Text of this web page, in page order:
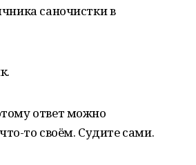
саночистки в
ответ можно
то своём. Судите сами.